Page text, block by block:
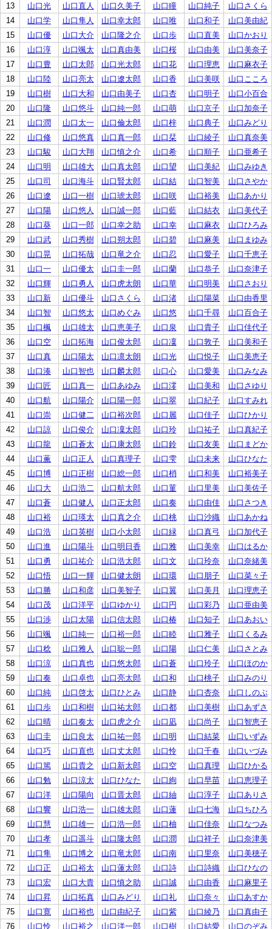
13
山口光 山口直人 山口久美子 山口瞳 山口純子
山口さくら
14
山口学 山口隼人 山口幸太郎 山口唯 山口和子
山口美由紀
15
山口優 山口大介 山口隆之介 山口歩 山口直美
山口かおり
16
山口淳 山口颯太 山口真由美 山口桜 山口由美
山口美奈子
17
山口豊 山口太郎 山口光太郎 山口花 山口理恵
山口麻衣子
18
山口陸 山口亮太 山口遼太郎 山口香 山口美咲
山口こころ
19
山口樹 山口大和 山口由美子 山口杏 山口明子
山口小百合
20
山口隆 山口悠斗 山口純一郎 山口萌 山口京子
山口加奈子
21
山口潤 山口太一 山口倫太郎 山口梓 山口典子
山口みどり
22
山口修 山口悠真 山口真一郎 山口栞 山口綾子
山口真奈美
23
山口駿 山口大翔 山口慎之介 山口希 山口順子
山口亜希子
24
山口明 山口雄大 山口真太郎 山口望 山口美紀
山口みゆき
25
山口司 山口海斗 山口賢太郎 山口結 山口智美
山口さやか
26
山口遼 山口一樹 山口琥太郎 山口咲 山口裕美
山口あかり
27
山口陽 山口悠人 山口誠一郎 山口藍 山口結衣
山口美代子
28
山口葵 山口一郎 山口幸之助 山口幸 山口麻衣
山口ひろみ
29
山口武 山口秀樹 山口朔太郎 山口碧 山口麻美
山口まゆみ
30
山口晃 山口拓哉 山口竜之介 山口忍 山口愛子
山口千恵子
31
山口一 山口優太 山口圭一郎 山口蘭 山口恭子
山口奈津子
32
山口輝 山口勇人 山口虎太朗 山口華 山口明美
山口さおり
33
山口新 山口優斗 山口さくら 山口渚 山口陽菜
山口由香里
34
山口智 山口悠太 山口めぐみ 山口悠 山口千尋
山口百合子
35
山口楓 山口雄太 山口恵美子 山口泉 山口貴子
山口佳代子
36
山口空 山口拓海 山口俊太郎 山口凜 山口敦子
山口美和子
37
山口真 山口陽太 山口凛太朗 山口光 山口悦子
山口美恵子
38
山口湊 山口智也 山口麟太郎 山口心 山口愛美
山口みなみ
39
山口匠 山口真一 山口あゆみ 山口澪 山口美和
山口さゆり
40
山口航 山口陽介 山口陽一郎 山口翠 山口紀子
山口すみれ
41
山口崇 山口健二 山口裕次郎 山口麗 山口佳子
山口ひかり
42
山口諒 山口俊介 山口凜太郎 山口玲 山口祐子
山口真紀子
43
山口龍 山口蒼太 山口康太郎 山口鈴 山口友美
山口まどか
44
山口薫 山口正人 山口真理子 山口雫 山口未来
山口ひなた
45
山口博 山口正樹 山口総一郎 山口梢 山口和美
山口裕美子
46
山口大 山口浩二 山口航太郎 山口菫 山口里美
山口美佐子
47
山口蒼 山口健人 山口正太郎 山口奏 山口由佳
山口さつき
48
山口裕 山口瑛太 山口真之介 山口桃 山口沙織
山口あかね
49
山口浩 山口英樹 山口小太郎 山口緑 山口真弓
山口加代子
50
山口進 山口陽斗 山口明日香 山口雅 山口美幸
山口はるか
51
山口勇 山口祐介 山口浩太郎 山口文 山口玲奈
山口奈緒美
52
山口悟 山口一輝 山口健太朗 山口環 山口朋子
山口菜々子
53
山口勝 山口和彦 山口美智子 山口翼 山口美月
山口理恵子
54
山口茂 山口洋平 山口ゆかり 山口円 山口彩乃
山口亜由美
55
山口渉 山口太陽 山口信太郎 山口椿 山口知子
山口あおい
56
山口颯 山口純一 山口裕一郎 山口睦 山口雅子
山口くるみ
57
山口稔 山口雅人 山口聡一郎 山口陽 山口仁美
山口さとみ
58
山口涼 山口真也 山口悠太郎 山口蒼 山口玲子
山口ほのか
59
山口奏 山口卓也 山口亮太郎 山口和 山口桃子
山口みのり
60
山口純 山口啓太 山口ひとみ 山口静 山口杏奈
山口しのぶ
61
山口歩 山口和樹 山口祐太郎 山口都 山口美樹
山口あずさ
62
山口晴 山口奏太 山口虎之介 山口凪 山口尚子
山口智恵子
63
山口圭 山口良太 山口祐一郎 山口明 山口結菜
山口いずみ
64
山口巧 山口直也 山口丈太郎 山口怜 山口千春
山口いづみ
65
山口篤 山口貴之 山口新太郎 山口空 山口真理
山口ひかる
66
山口勉 山口涼太 山口ひなた 山口絢 山口早苗
山口恵理子
67
山口洋 山口陽向 山口晋太郎 山口紬 山口淳子
山口ありさ
68
山口響 山口浩一 山口雄太郎 山口蓮 山口七海
山口ちひろ
69
山口慧 山口雄一 山口浩一郎 山口柚 山口佳奈
山口なつみ
70
山口孝 山口遥斗 山口隆太郎 山口潤 山口祥子
山口奈津美
71
山口隼 山口博之 山口竜太郎 山口南 山口里奈
山口美穂子
72
山口正 山口裕太 山口蓮太郎 山口詩 山口詩織
山口ひなの
73
山口宏 山口大貴 山口慎之助 山口誠 山口由香
山口麻里子
74
山口昇 山口拓真 山口みどり 山口礼 山口奈々
山口あすか
75
山口寛 山口裕也 山口由紀子 山口紫 山口綾乃
山口真由子
76
山口怜 山口裕之 山口洋一郎 山口樹 山口結愛 山口のぞみ